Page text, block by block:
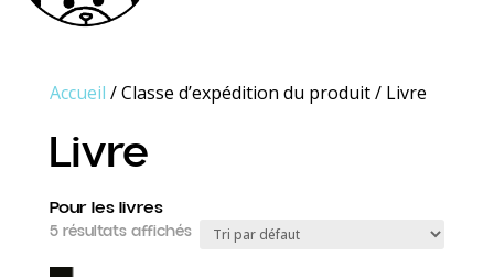
Accueil / Classe d’expédition du produit / Livre
Livre
Pour les livres
5 résultats affichés